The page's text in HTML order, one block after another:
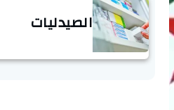
الصيدليات